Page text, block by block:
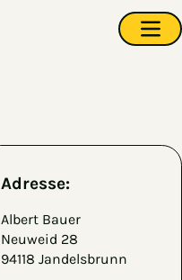
Adresse:
Albert Bauer
Neuweid 28
94118 Jandelsbrunn